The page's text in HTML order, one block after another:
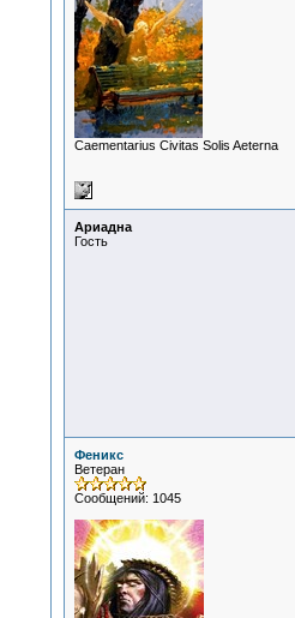
Сaementarius Civitas Solis Aeterna
Ариадна
Гость
Феникс
Ветеран
Сообщений: 1045